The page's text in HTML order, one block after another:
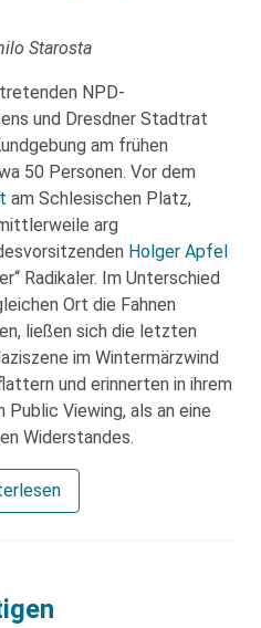
Starosta
NPD-
und Dresdner Stadtrat
am frühen
50 Personen. Vor dem
am Schlesischen Platz,
arg
Holger Apfel
Radikaler. Im Unterschied
Ort die Fahnen
ließen sich die letzten
im Wintermärzwind
und erinnerten in ihrem
Viewing, als an eine
Widerstandes.